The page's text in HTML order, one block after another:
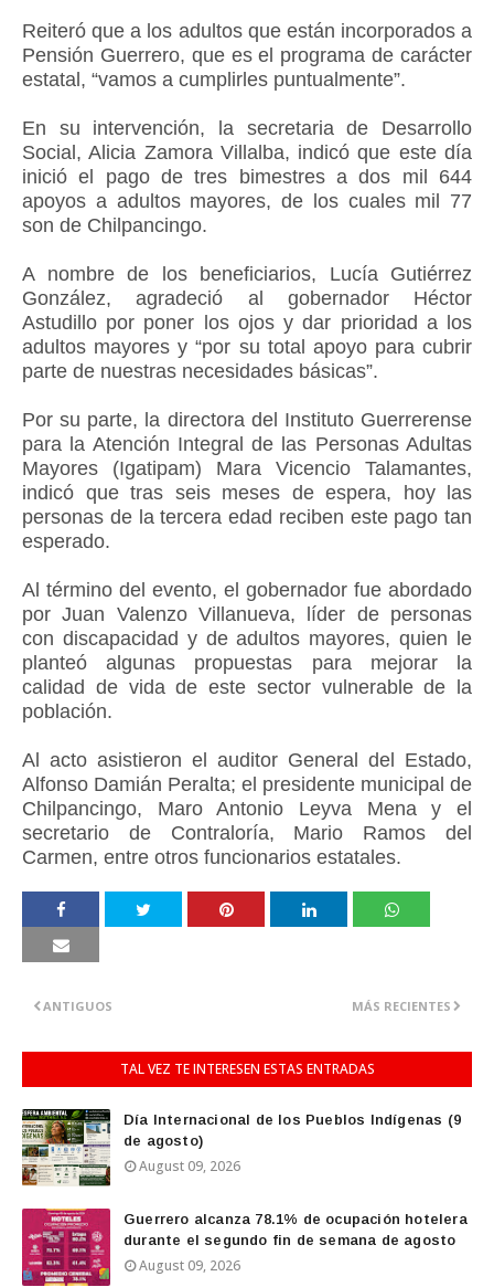
Reiteró que a los adultos que están incorporados a
Pensión Guerrero, que es el programa de carácter
estatal, “vamos a cumplirles puntualmente”.
En su intervención, la secretaria de Desarrollo
Social, Alicia Zamora Villalba, indicó que este día
inició el pago de tres bimestres a dos mil 644
apoyos a adultos mayores, de los cuales mil 77
son de Chilpancingo.
A nombre de los beneficiarios, Lucía Gutiérrez
González, agradeció al gobernador Héctor
Astudillo por poner los ojos y dar prioridad a los
adultos mayores y “por su total apoyo para cubrir
parte de nuestras necesidades básicas”.
Por su parte, la directora del Instituto Guerrerense
para la Atención Integral de las Personas Adultas
Mayores (Igatipam) Mara Vicencio Talamantes,
indicó que tras seis meses de espera, hoy las
personas de la tercera edad reciben este pago tan
esperado.
Al término del evento, el gobernador fue abordado
por Juan Valenzo Villanueva, líder de personas
con discapacidad y de adultos mayores, quien le
planteó algunas propuestas para mejorar la
calidad de vida de este sector vulnerable de la
población.
Al acto asistieron el auditor General del Estado,
Alfonso Damián Peralta; el presidente municipal de
Chilpancingo, Maro Antonio Leyva Mena y el
secretario de Contraloría, Mario Ramos del
Carmen, entre otros funcionarios estatales.
MÁS RECIENTES
ANTIGUOS
TAL VEZ TE INTERESEN ESTAS ENTRADAS
Día Internacional de los Pueblos Indígenas (9
de agosto)
August 09, 2026
Guerrero alcanza 78.1% de ocupación hotelera
durante el segundo fin de semana de agosto
August 09, 2026